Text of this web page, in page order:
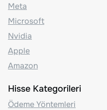
Meta
Microsoft
Nvidia
Apple
Amazon
Hisse Kategorileri
Ödeme Yöntemleri